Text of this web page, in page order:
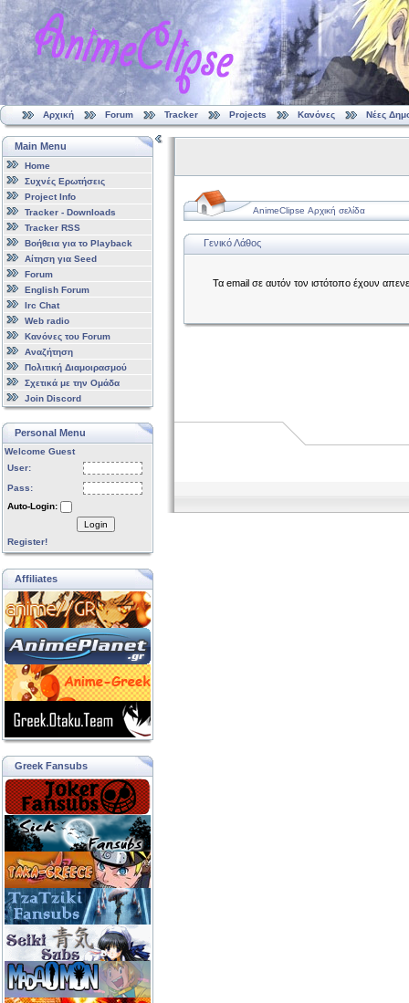
Αρχική Forum Tracker Projects Κανόνες Νέες
Main Menu
Home
Συχνές Ερωτήσεις
Project Info
Tracker - Downloads
Tracker RSS
Βοήθεια για το Playback
Αίτηση για Seed
Forum
English Forum
Irc Chat
Web radio
Κανόνες του Forum
Αναζήτηση
Πολιτική Διαμοιρασμού
Σχετικά με την Ομάδα
Join Discord
Personal Menu
Welcome Guest
User:
Pass:
Auto-Login:
Login
Register!
Affiliates
Greek Fansubs
AnimeClipse Αρχική σελίδα
Γενικό Λάθος
Τα email σε αυτόν τον ιστότοπο έχουν